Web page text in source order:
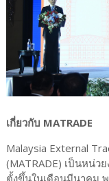
เกี่ยวกับ MATRADE
Malaysia External
(MATRADE) เป็นหน่ว